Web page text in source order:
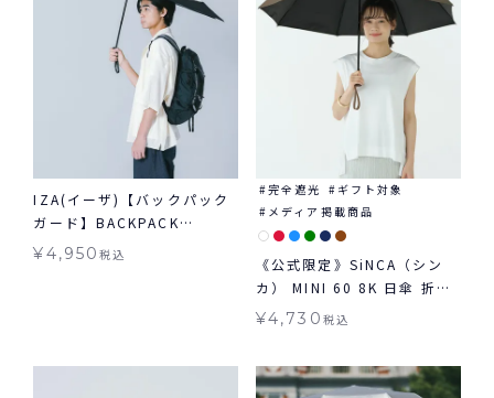
IZA(イーザ)【バックパック
ガード】BACKPACK
GUARD 日傘 折りたたみ ギ
¥4,950税込
完全遮光
ギフト対象
メディア掲載商品
《公式限定》SiNCA（シン
カ） MINI 60 8K 日傘 折り
たたみ 晴雨兼用 ギフト対象
¥4,730 税込